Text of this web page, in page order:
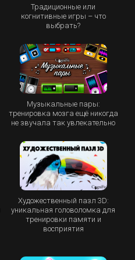
Традиционные или
когнитивные игры – что
выбрать?
Музыкальные пары:
тренировка мозга ещё никогда
не звучала так увлекательно
Художественный пазл 3D:
уникальная головоломка для
тренировки памяти и
восприятия